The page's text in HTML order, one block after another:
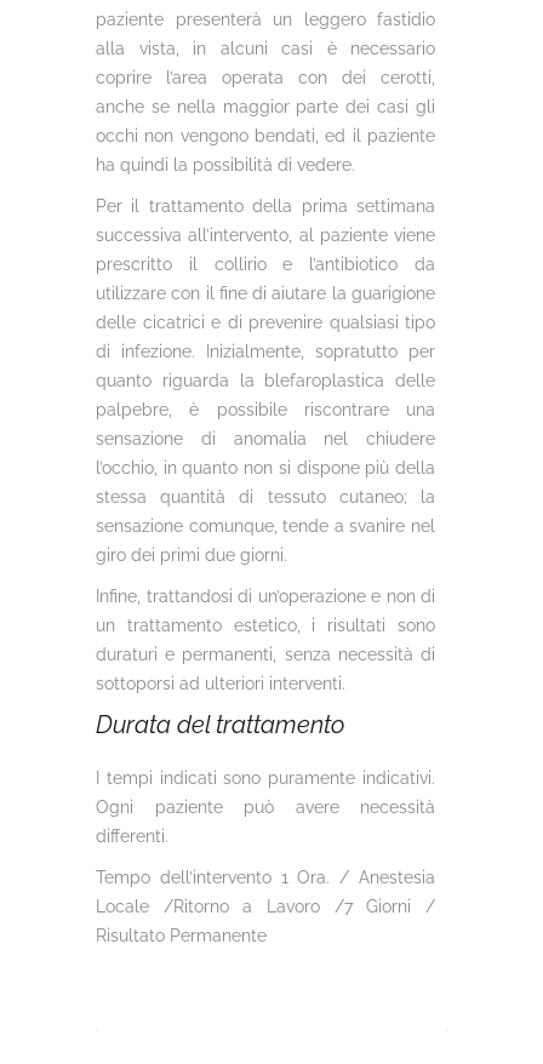
paziente presenterà un leggero fastidio
alla vista, in alcuni casi è necessario
coprire l’area operata con dei cerotti,
anche se nella maggior parte dei casi gli
occhi non vengono bendati, ed il paziente
ha quindi la possibilità di vedere.
Per il trattamento della prima settimana
successiva all’intervento, al paziente viene
prescritto il collirio e l’antibiotico da
utilizzare con il fine di aiutare la guarigione
delle cicatrici e di prevenire qualsiasi tipo
di infezione. Inizialmente, sopratutto per
quanto riguarda la blefaroplastica delle
palpebre, è possibile riscontrare una
sensazione di anomalia nel chiudere
l’occhio, in quanto non si dispone più della
stessa quantità di tessuto cutaneo; la
sensazione comunque, tende a svanire nel
giro dei primi due giorni.
Infine, trattandosi di un’operazione e non di
un trattamento estetico, i risultati sono
duraturi e permanenti, senza necessità di
sottoporsi ad ulteriori interventi.
Durata del trattamento
I tempi indicati sono puramente indicativi.
Ogni paziente può avere necessità
differenti.
Tempo dell’intervento 1 Ora. / Anestesia
Locale /Ritorno a Lavoro /7 Giorni /
Risultato Permanente